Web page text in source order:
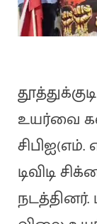
உயர்வை
டிவிடி